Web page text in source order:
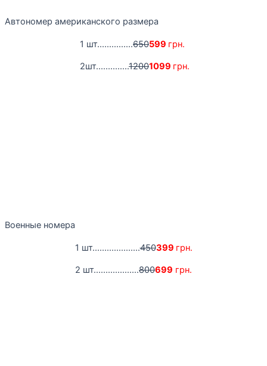
Автономер американского размера
1 шт...............650599 грн.
2шт..............12001099 грн.
Военные номера
1 шт....................450399 грн.
2 шт...................800699 грн.